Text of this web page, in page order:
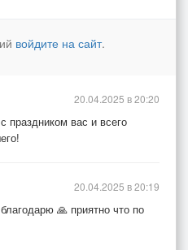
зимний вечер
поцелуи без души
рядом просто быть
войдите на сайт.
праздником вас и всего
20.04.2025 в 20:20
🙏 приятно что по
20.04.2025 в 20:19